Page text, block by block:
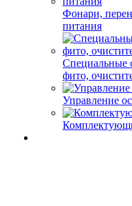
Фонари,
питания
Специальные
фито,
Управление